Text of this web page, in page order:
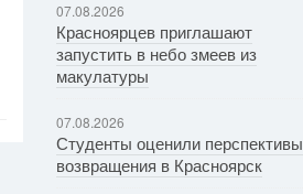
07.08.2026
Красноярцев приглашают
запустить в небо змеев из
макулатуры
07.08.2026
Студенты оценили перспективы
возвращения в Красноярск